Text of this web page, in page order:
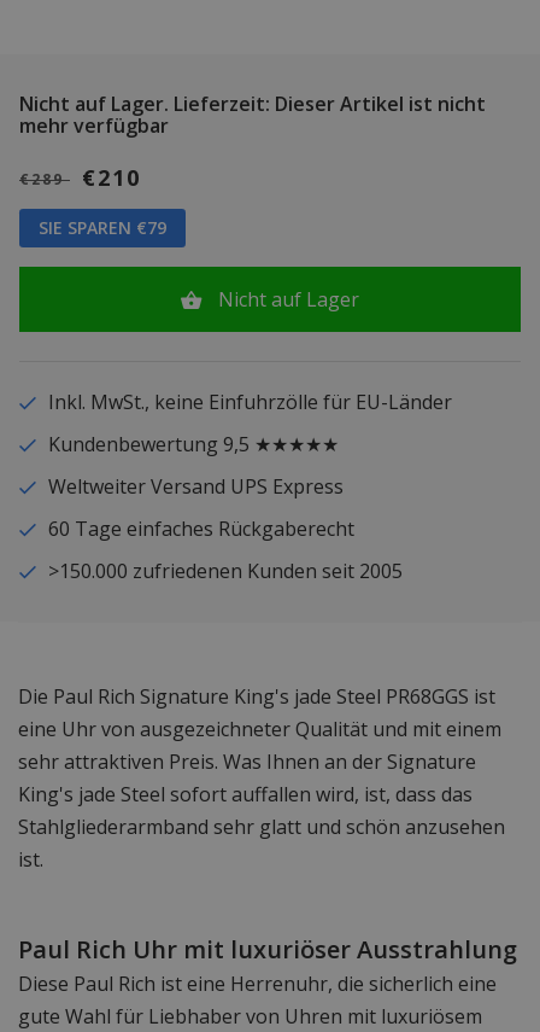
Nicht auf Lager. Lieferzeit: Dieser Artikel ist nicht
mehr verfügbar
€289 €210
SIE SPAREN €79
Nicht auf Lager
Inkl. MwSt., keine Einfuhrzölle für EU-Länder
Kundenbewertung 9,5 ★★★★★
Weltweiter Versand UPS Express
60 Tage einfaches Rückgaberecht
>150.000 zufriedenen Kunden seit 2005
Die Paul Rich Signature King's jade Steel PR68GGS ist
eine Uhr von ausgezeichneter Qualität und mit einem
sehr attraktiven Preis. Was Ihnen an der Signature
King's jade Steel sofort auffallen wird, ist, dass das
Stahlgliederarmband sehr glatt und schön anzusehen
ist.
Paul Rich Uhr mit luxuriöser Ausstrahlung
Diese Paul Rich ist eine Herrenuhr, die sicherlich eine
gute Wahl für Liebhaber von Uhren mit luxuriösem